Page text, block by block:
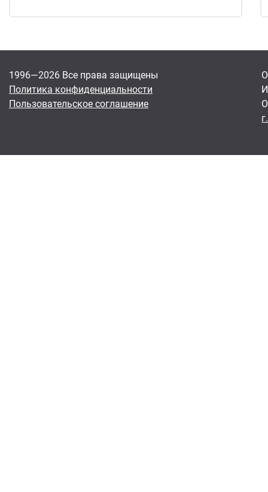
1996—2026 Все права защищены
Политика конфиденциальности
Пользовательское соглашение